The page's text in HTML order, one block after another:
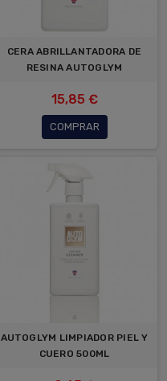
CERA ABRILLANTADORA DE
RESINA AUTOGLYM
15,85 €
COMPRAR
AUTOGLYM LIMPIADOR PIEL Y
CUERO 500ML